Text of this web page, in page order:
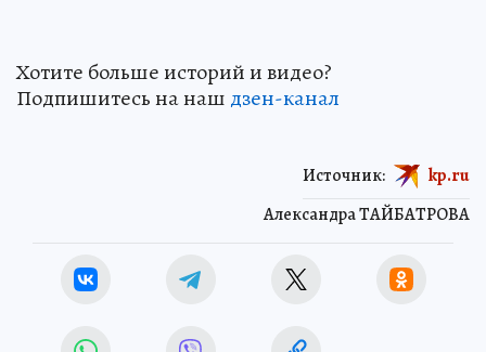
Хотите больше историй и видео?
Подпишитесь на наш дзен-канал
Александра ТАЙБАТРОВА
Источник: kp.ru